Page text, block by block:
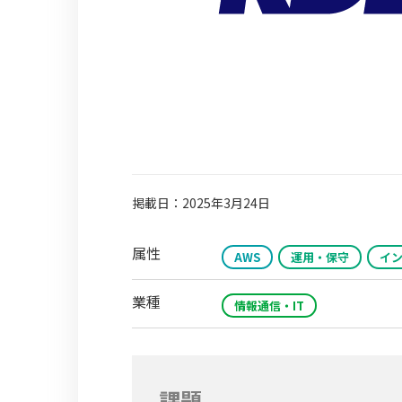
掲載日：2025年3月24日
属性 AWS 運用・保守 イ
業種 情報通信・IT